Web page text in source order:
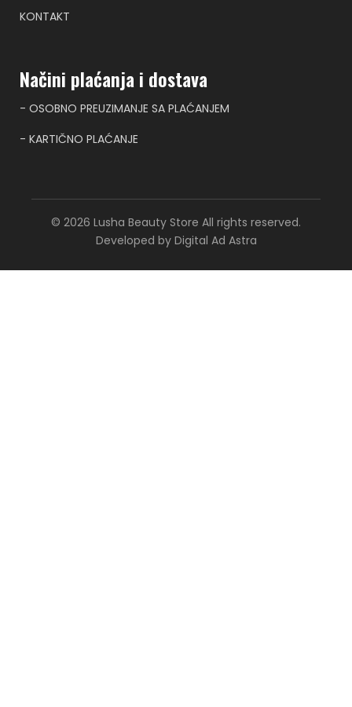
KONTAKT
Načini plaćanja i dostava
- OSOBNO PREUZIMANJE SA PLAĆANJEM
- KARTIČNO PLAĆANJE
© 2026 Lusha Beauty Store All rights reserved.
Developed by Digital Ad Astra